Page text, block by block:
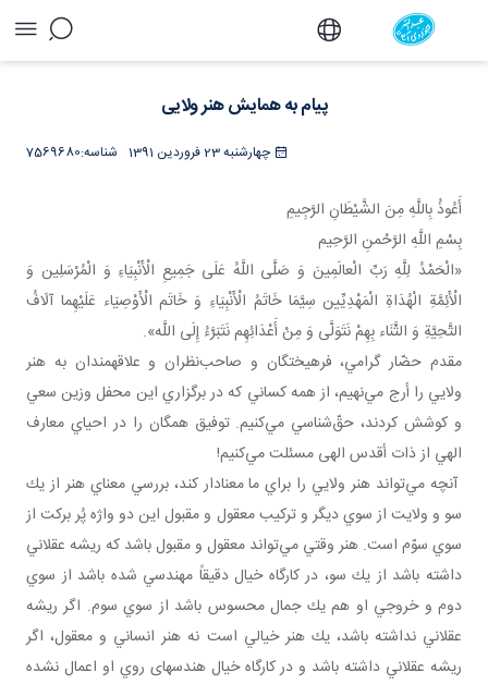
پیام به همایش هنر ولایی - دفتر
پیام به همایش هنر ولایی
چهارشنبه 23 فروردین 1391 7569680شناسه:
أَعُوذُ بِاللَّهِ مِنَ الشَّيْطَانِ الرَّجِيمِ
بِسْمِ اللَّهِ الرَّحْمنِ الرَّحِيم‏
«الْحَمْدُ لِلَّهِ رَبِّ الْعالَمِينَ‏ وَ صَلَّی اللَّهُ عَلَی ‏جَمِيعِ الْأَنْبِيَاءِ وَ الْمُرْسَلِين ‏وَ
الْأَئِمَّةِ الْهُدَاةِ الْمَهْدِيِّين سِيَّمَا خَاتَمُ الْأَنْبِيَاءِ وَ خَاتَم الْأَوْصِيَاء عَلَيْهِما آلَافُ
التَّحِيَّةِ وَ الثَّنَاء بِهِمْ نَتَوَلَّی ‏وَ مِنْ أَعْدَائِهِم‏ نَتَبَرَّءُ إِلَی اللَّه».
مقدم حضّار گرامي، فرهيختگان و صاحب‌نظران و علاقه مندان به هنر
ولايي را أرج مي‌نهيم، از همه كساني كه در برگزاري اين محفل وزين سعي
و كوشش كردند، حقّ‌شناسي مي‌كنيم. توفيق همگان را در احياي معارف
الهي از ذات أقدس الهی مسئلت مي‌كنيم!
آنچه مي‌تواند هنر ولايي را براي ما معنادار كند، بررسي معناي هنر از يك
سو و ولايت از سوي ديگر و تركيب معقول و مقبول اين دو واژه پُر بركت از
سوي سوّم است. هنر وقتي مي‌تواند معقول و مقبول باشد كه ريشه عقلاني
داشته باشد از يك سو، در كارگاه خيال دقيقاً مهندسي شده باشد از سوي
دوم و خروجي او هم يك جمال محسوس باشد از سوي سوم. اگر ريشه
عقلاني نداشته باشد، يك هنر خيالي است نه هنر انساني و معقول، اگر
ريشه عقلاني داشته باشد و در كارگاه خيال هندسه ای روي او اعمال نشده